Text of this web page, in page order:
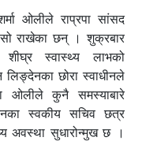
ओलीले राप्रपा सांसद
राखेका छन् । शुक्रबार
स्वास्थ्य लाभको
छोरा स्वाधीनले
ओलीले कुनै समस्याबारे
स्वकीय सचिव छत्र
अवस्था सुधारोन्मुख छ ।